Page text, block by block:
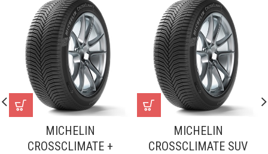
MICHELIN
CROSSCLIMATE +
MICHELIN
CROSSCLIMATE SUV